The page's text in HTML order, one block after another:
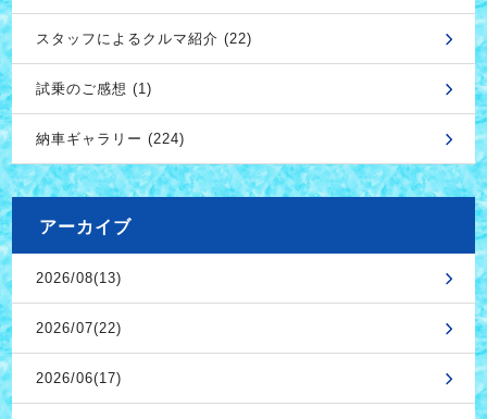
スタッフによるクルマ紹介 (22)
試乗のご感想 (1)
納車ギャラリー (224)
アーカイブ
2026/08(13)
2026/07(22)
2026/06(17)